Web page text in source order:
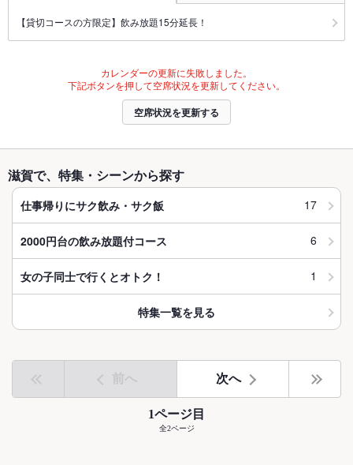
【貸切コースの方限定】飲み放題15分延長！
カレンダーの更新に失敗しました。
下記ボタンを押して空席状況を更新してください。
空席状況を更新する
滋賀で、特集・シーンから探す
仕事帰りにサク飲み・サク飯 17
2000円台の飲み放題付コース 6
女の子同士で行くとオトク！ 1
特集一覧を見る
前へ 次へ
1ページ目
全2ページ